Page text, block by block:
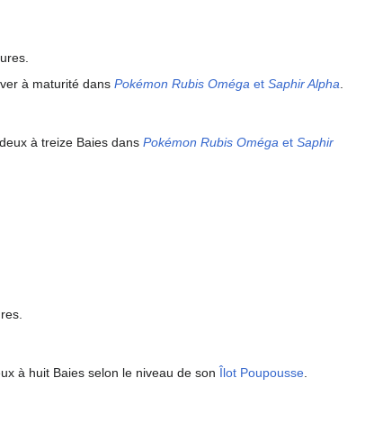
à maturité dans Pokémon Rubis Oméga et Saphir Alpha.
à treize Baies dans Pokémon Rubis Oméga et Saphir
à huit Baies selon le niveau de son Îlot Poupousse